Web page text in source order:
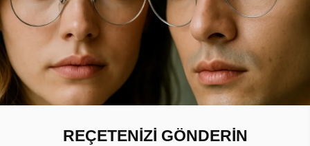
REÇETENİZİ GÖNDERİN